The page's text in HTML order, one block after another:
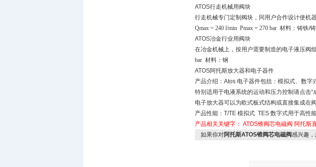
ATOS行走机械用阀块
行走机械专门定制阀块，同用户合作设计使机器
Qmax = 240 l/min Pmax = 270 bar 材料：铸铁/
ATOS冶金行业用阀块
在冶金机械上，按用户需要制造的电子液压阀
bar 材料：钢
ATOS阿托斯放大器和电子器件
产品介绍：Atos 电子器件包括：模拟式、数字
特别适用于电液系统的运动和压力控制请点击“
电子放大器可以为欧式板式结构或直接集成在
产品性能：T/TE 模拟式 TES 数字式用于高性
产品相关关键字： ATOS锥阀芯电磁阀 阿托斯
如果你对阿托斯ATOS锥阀芯电磁阀感兴趣